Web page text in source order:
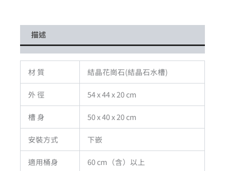
描述
材 質 結晶花崗石(結晶石水槽)
外 徑 54 x 44 x 20 cm
槽 身 50 x 40 x 20 cm
安裝方式 下嵌
適用桶身 60 cm（含）以上